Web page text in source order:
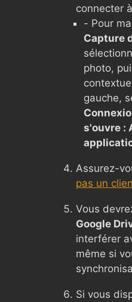
connecter
- Pour
Capture
photo,
gauche,
s'ouvre :
Assurez-
pas un
Vous
Google
interférer
même si
Si vous